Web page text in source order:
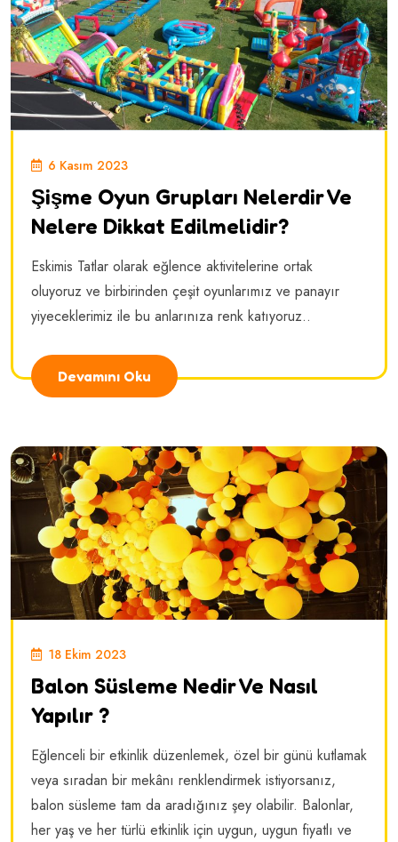
6 Kasım 2023
Şişme Oyun Grupları Nelerdir Ve
Nelere Dikkat Edilmelidir?
Eskimis Tatlar olarak eğlence aktivitelerine ortak
oluyoruz ve birbirinden çeşit oyunlarımız ve panayır
yiyeceklerimiz ile bu anlarınıza renk katıyoruz..
Devamını Oku
18 Ekim 2023
Balon Süsleme Nedir Ve Nasıl
Yapılır ?
Eğlenceli bir etkinlik düzenlemek, özel bir günü kutlamak
veya sıradan bir mekânı renklendirmek istiyorsanız,
balon süsleme tam da aradığınız şey olabilir. Balonlar,
her yaş ve her türlü etkinlik için uygun, uygun fiyatlı ve